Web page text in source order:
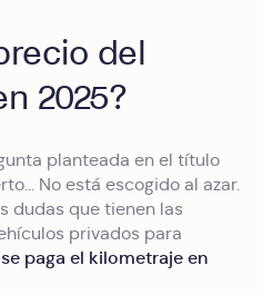
del
2025?
planteada en el título
No está escogido al azar.
dudas que tienen las
privados para
paga el kilometraje en